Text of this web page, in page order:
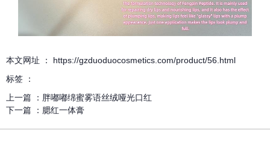
本文网址 ： https://gzduoduocosmetics.com/product/56.html
标签 ：
上一篇 ： 胖嘟嘟绵蜜雾语丝绒哑光口红
下一篇 ： 腮红一体膏